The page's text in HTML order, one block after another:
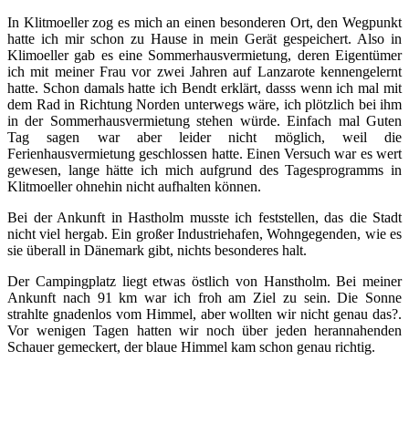
In Klitmoeller zog es mich an einen besonderen Ort, den Wegpunkt
hatte ich mir schon zu Hause in mein Gerät gespeichert. Also in
Klimoeller gab es eine Sommerhausvermietung, deren Eigentümer
ich mit meiner Frau vor zwei Jahren auf Lanzarote kennengelernt
hatte. Schon damals hatte ich Bendt erklärt, dasss wenn ich mal mit
dem Rad in Richtung Norden unterwegs wäre, ich plötzlich bei ihm
in der Sommerhausvermietung stehen würde. Einfach mal Guten
Tag sagen war aber leider nicht möglich, weil die
Ferienhausvermietung geschlossen hatte. Einen Versuch war es wert
gewesen, lange hätte ich mich aufgrund des Tagesprogramms in
Klitmoeller ohnehin nicht aufhalten können.
Bei der Ankunft in Hastholm musste ich feststellen, das die Stadt
nicht viel hergab. Ein großer Industriehafen, Wohngegenden, wie es
sie überall in Dänemark gibt, nichts besonderes halt.
Der Campingplatz liegt etwas östlich von Hanstholm. Bei meiner
Ankunft nach 91 km war ich froh am Ziel zu sein. Die Sonne
strahlte gnadenlos vom Himmel, aber wollten wir nicht genau das?.
Vor wenigen Tagen hatten wir noch über jeden herannahenden
Schauer gemeckert, der blaue Himmel kam schon genau richtig.